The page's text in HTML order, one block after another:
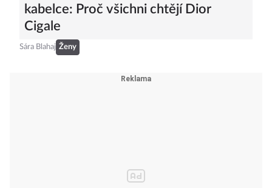
kabelce: Proč všichni chtějí Dior
Cigale
Sára Blahaj Ženy